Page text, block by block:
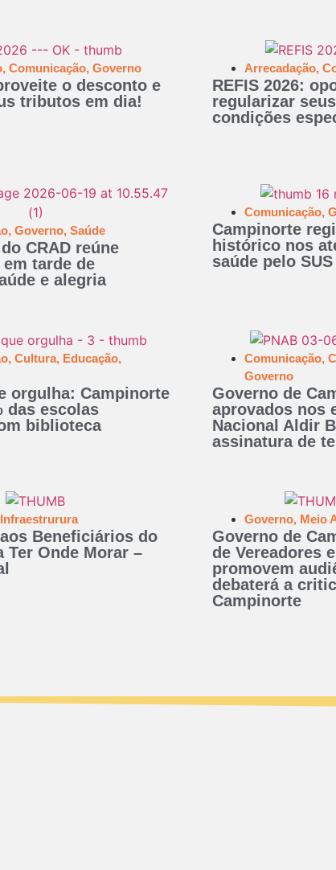
, Comunicação, Governo
o desconto e
tributos em dia!
Arrecadação,
REFIS 2026:
regularizar
condições
, Governo, Saúde
CRAD reúne
tarde de
e alegria
Comunicação,
Campinorte
histórico nos
saúde pelo SUS
, Cultura, Educação,
orgulha: Campinorte
das escolas
biblioteca
Comunicação,
Governo
Governo de
aprovados nos
Nacional Aldir
assinatura de
Beneficiários do
Ter Onde Morar –
Governo, Meio
Governo de
de Vereadores
promovem
debaterá a
Campinorte